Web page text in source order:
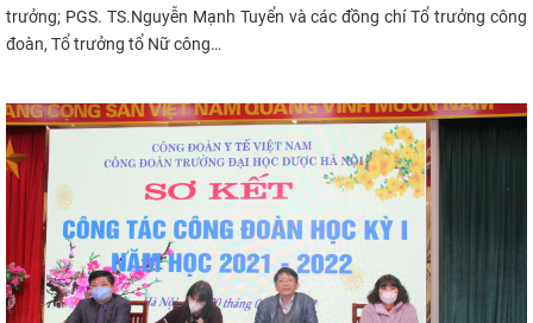
KHOA HỌC CÔNG NGHỆ
CỰU NGƯỜI HỌC
trưởng; PGS. TS.Nguyễn Mạnh Tuyển và các đồng chí Tổ trưởng công
đoàn, Tổ trưởng tổ Nữ công…